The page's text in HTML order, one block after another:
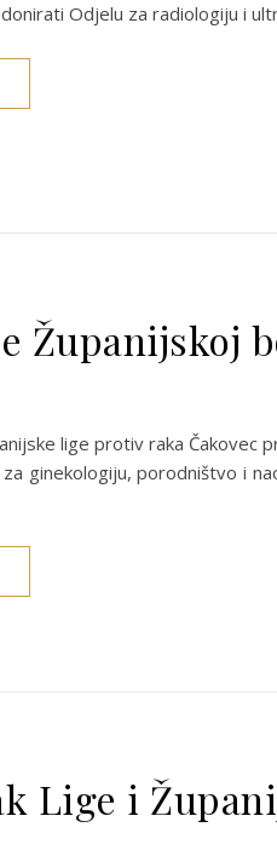
donirati Odjelu za radiologiju i
Županijskoj
lige protiv raka Čakovec
za ginekologiju, porodništvo i
Lige i